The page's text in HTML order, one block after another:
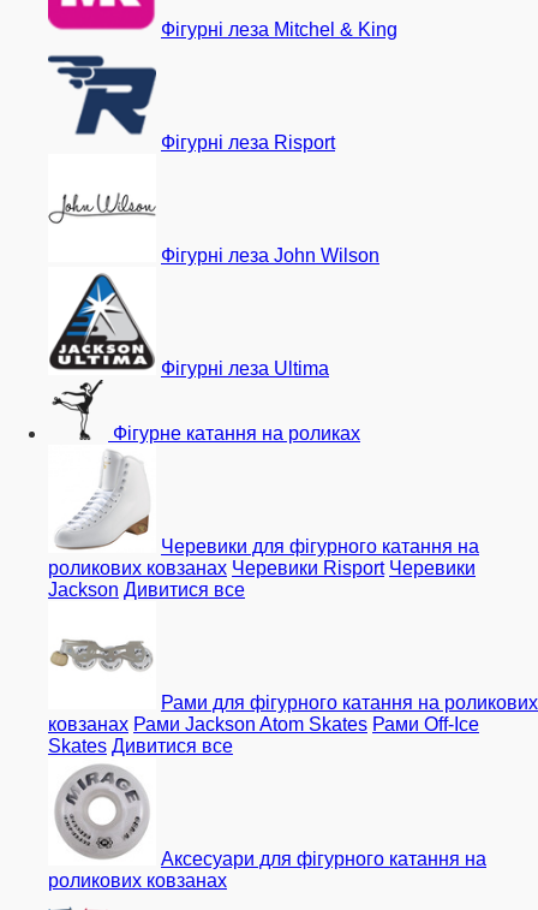
Фігурні леза Mitchel & King
Фігурні леза Risport
Фігурні леза John Wilson
Фігурні леза Ultima
Фігурне катання на роликах
Черевики для фігурного катання на
роликових ковзанах Черевики Risport Черевики
Jackson Дивитися все
Рами для фігурного катання на роликових
ковзанах Рами Jackson Atom Skates Рами Off-Ice
Skates Дивитися все
Аксесуари для фігурного катання на
роликових ковзанах